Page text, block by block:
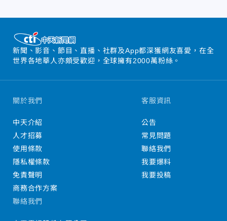
新聞、影音、節目、直播、社群及App都深獲網友喜愛，在全
世界各地華人亦頗受歡迎，全球擁有2000萬粉絲。
關於我們
中天介紹
人才招募
使用條款
隱私權條款
免責聲明
商務合作方案
客服資訊
公告
常見問題
聯絡我們
我要爆料
我要投稿
聯絡我們